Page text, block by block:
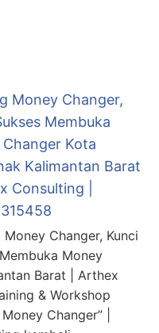
Money Changer,
Membuka
Kota
Kalimantan Barat
Consulting |
Money Changer, Kunci
Money
Barat | Arthex
& Workshop
Changer” |